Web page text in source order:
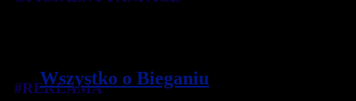
Wszystko o Bieganiu
#REKLAMA